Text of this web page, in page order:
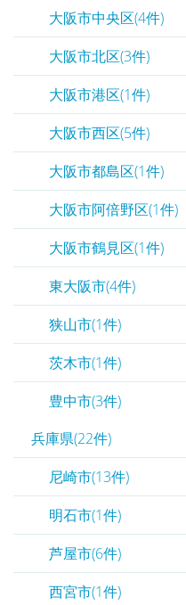
大阪市中央区(4件)
大阪市北区(3件)
大阪市港区(1件)
大阪市西区(5件)
大阪市都島区(1件)
大阪市阿倍野区(1件)
大阪市鶴見区(1件)
東大阪市(4件)
狭山市(1件)
茨木市(1件)
豊中市(3件)
兵庫県(22件)
尼崎市(13件)
明石市(1件)
芦屋市(6件)
西宮市(1件)